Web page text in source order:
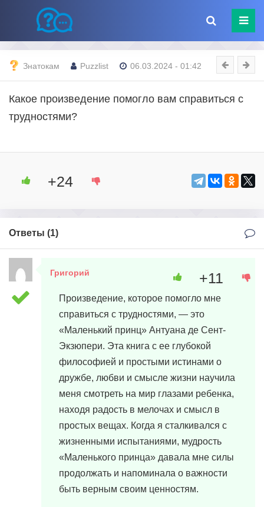
Знатокам Puzzlist 06.03.2024 - 01:42
Какое произведение помогло вам справиться с
трудностями?
+24
Ответы (1)
Григорий
Произведение, которое помогло мне
справиться с трудностями, — это
«Маленький принц» Антуана де Сент-
Экзюпери. Эта книга с ее глубокой
философией и простыми истинами о
дружбе, любви и смысле жизни научила
меня смотреть на мир глазами ребенка,
находя радость в мелочах и смысл в
простых вещах. Когда я сталкивался с
жизненными испытаниями, мудрость
«Маленького принца» давала мне силы
продолжать и напоминала о важности
быть верным своим ценностям.
+11